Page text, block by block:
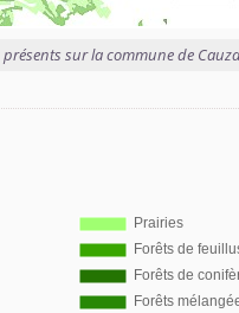
sur la commune de